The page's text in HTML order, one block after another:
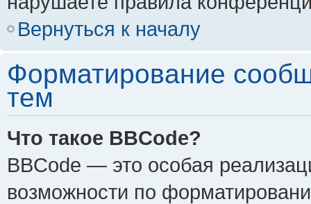
Вернуться к началу
Форматирование
тем
Что такое BBCode?
BBCode — это особая
возможности по